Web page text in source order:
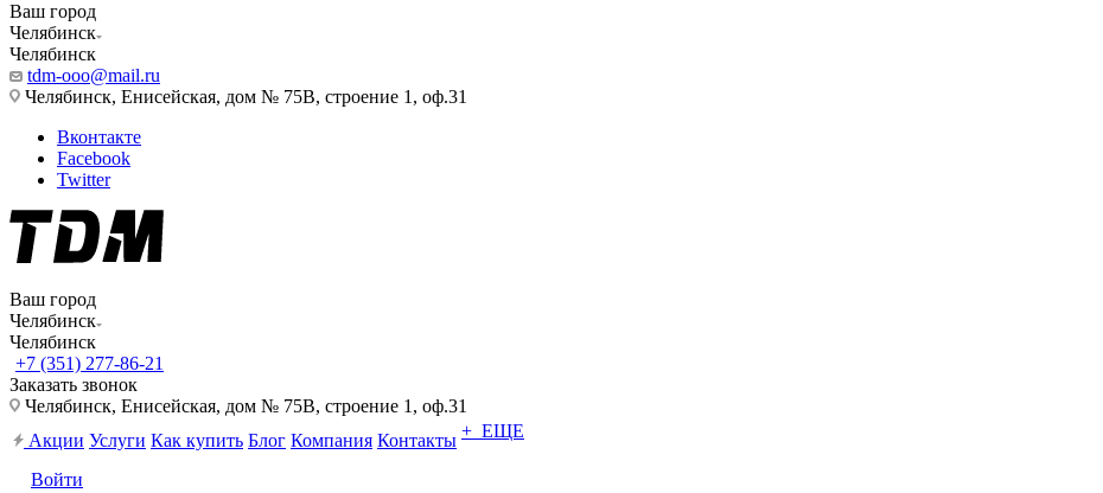
Ваш город
Челябинск
Челябинск
tdm-ooo@mail.ru
Челябинск, Енисейская, дом № 75В, строение 1, оф.31
Вконтакте
Facebook
Twitter
Ваш город
Челябинск
Челябинск
+7 (351) 277-86-21
Заказать звонок
Челябинск, Енисейская, дом № 75В, строение 1, оф.31
Акции Услуги Как купить Блог Компания Контакты + ЕЩЕ
Войти